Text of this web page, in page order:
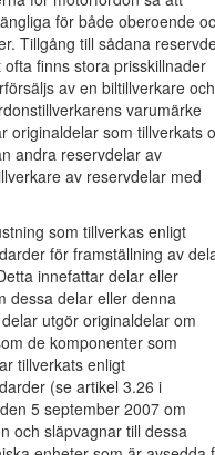
för både oberoende
Tillgång till sådana
finns stora prisskillnader
av en biltillverkare och
varumärke
originaldelar som tillverkats
andra reservdelar av
av reservdelar med
som tillverkas enligt
för framställning av
innefattar delar eller
dessa delar eller denna
utgör originaldelar om
de komponenter som
tillverkats enligt
(se artikel 3.26 i
5 september 2007 om
och släpvagnar till dessa